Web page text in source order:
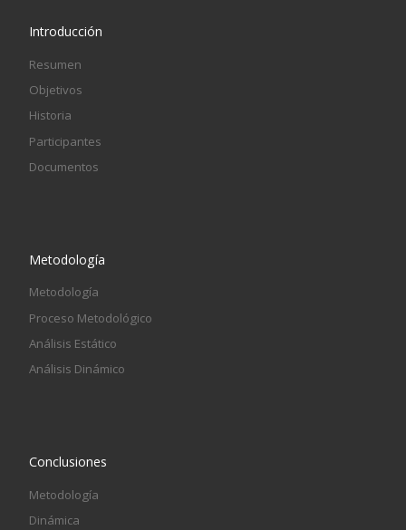
Introducción
Resumen
Objetivos
Historia
Participantes
Documentos
Metodología
Metodología
Proceso Metodológico
Análisis Estático
Análisis Dinámico
Conclusiones
Metodología
Dinámica